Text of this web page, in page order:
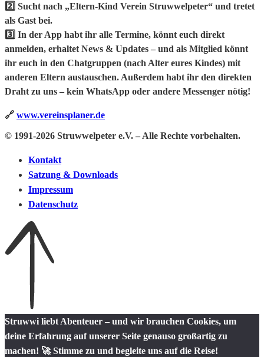
2️⃣ Sucht nach „Eltern-Kind Verein Struwwelpeter“ und tretet
als Gast bei.
3️⃣ In der App habt ihr alle Termine, könnt euch direkt
anmelden, erhaltet News & Updates – und als Mitglied könnt
ihr euch in den Chatgruppen (nach Alter eures Kindes) mit
anderen Eltern austauschen. Außerdem habt ihr den direkten
Draht zu uns – kein WhatsApp oder andere Messenger nötig!
🔗 www.vereinsplaner.de
© 1991-2026 Struwwelpeter e.V. – Alle Rechte vorbehalten.
Kontakt
Satzung & Downloads
Impressum
Datenschutz
Struwwi liebt Abenteuer – und wir brauchen Cookies, um
deine Erfahrung auf unserer Seite genauso großartig zu
machen! 🚀 Stimme zu und begleite uns auf die Reise!